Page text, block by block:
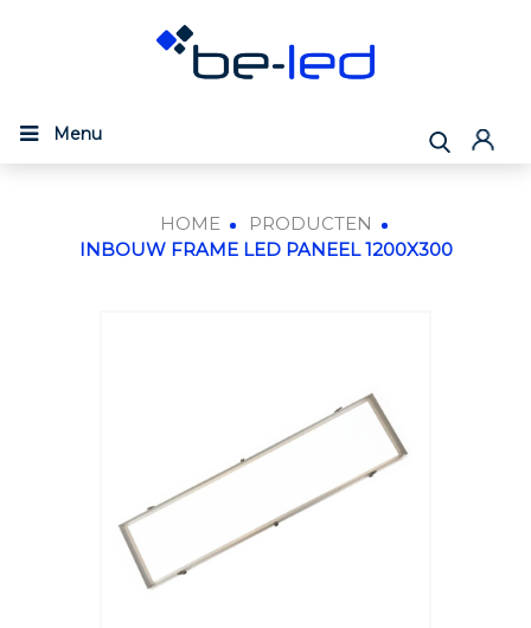
Menu
HOME
PRODUCTEN
INBOUW FRAME LED PANEEL 1200X300